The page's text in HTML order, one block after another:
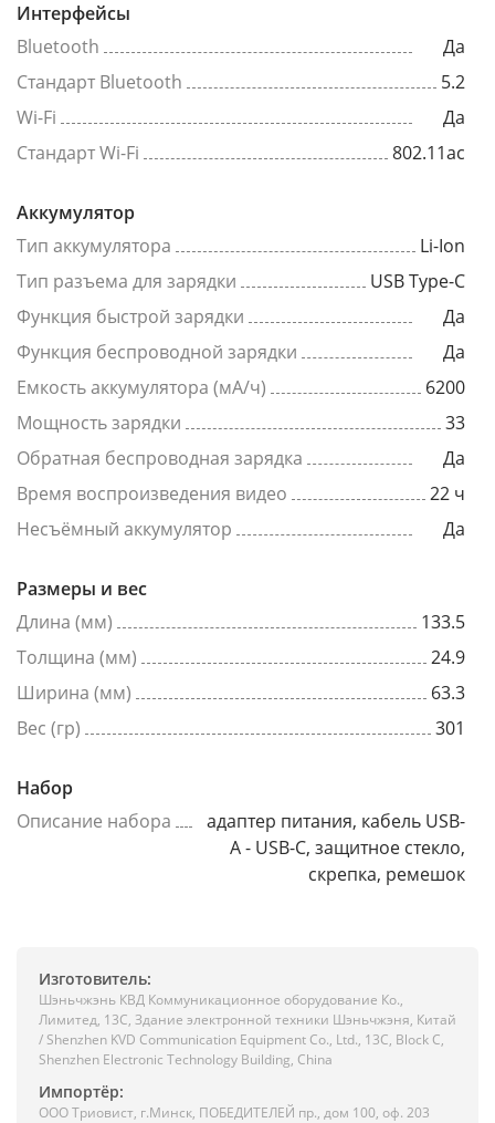
Интерфейсы
Bluetooth
Да
Стандарт Bluetooth
5.2
Wi-Fi
Да
Стандарт Wi-Fi
802.11ac
Аккумулятор
Тип аккумулятора
Li-Ion
Тип разъема для зарядки
USB Type-C
Функция быстрой зарядки
Да
Функция беспроводной зарядки
Да
Емкость аккумулятора (мА/ч)
6200
Мощность зарядки
33
Обратная беспроводная зарядка
Да
Время воспроизведения видео
22 ч
Несъёмный аккумулятор
Да
Размеры и вес
Длина (мм)
133.5
Толщина (мм)
24.9
Ширина (мм)
63.3
Вес (гр)
301
Набор
Описание набора
адаптер питания, кабель USB-
A - USB-C, защитное стекло,
скрепка, ремешок
Изготовитель:
Шэньчжэнь КВД Коммуникационное оборудование Ко.,
Лимитед, 13C, Здание электронной техники Шэньчжэня, Китай
/ Shenzhen KVD Communication Equipment Co., Ltd., 13C, Block C,
Shenzhen Electronic Technology Building, China
Импортёр:
ООО Триовист, г.Минск, ПОБЕДИТЕЛЕЙ пр., дом 100, оф. 203